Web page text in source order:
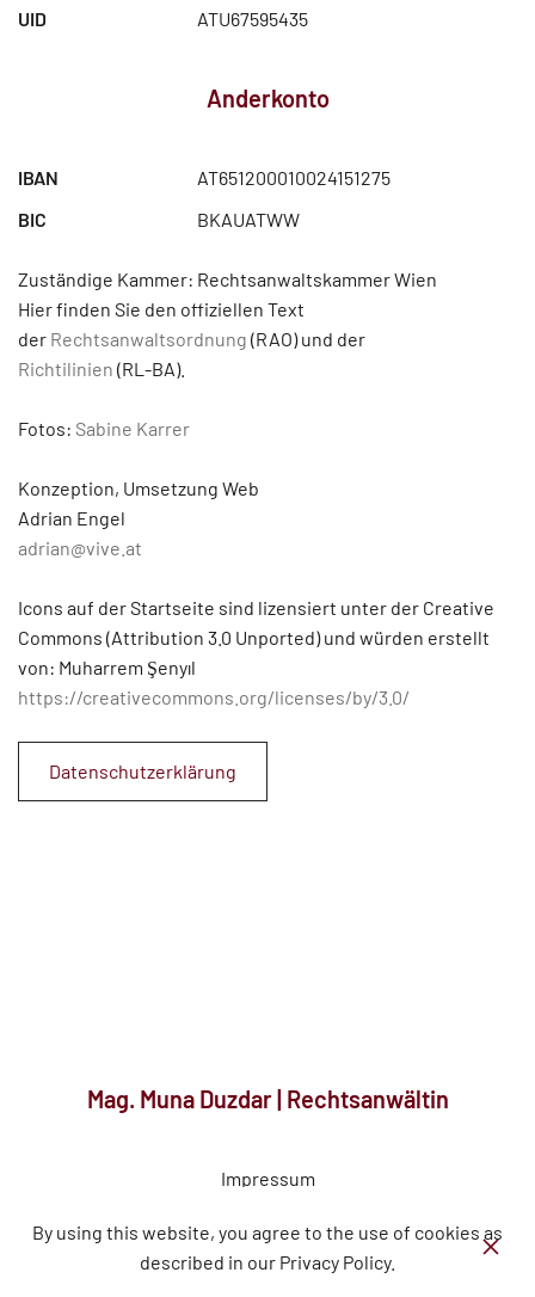
UID
ATU67595435
Anderkonto
IBAN
AT651200010024151275
BIC
BKAUATWW
Zuständige Kammer: Rechtsanwaltskammer Wien
Hier finden Sie den offiziellen Text
der Rechtsanwaltsordnung (RAO) und der
Richtilinien (RL-BA).
Fotos: Sabine Karrer
Konzeption, Umsetzung Web
Adrian Engel
adrian@vive.at
Icons auf der Startseite sind lizensiert unter der Creative
Commons (Attribution 3.0 Unported) und würden erstellt
von: Muharrem Şenyıl
https://creativecommons.org/licenses/by/3.0/
Datenschutzerklärung
Mag. Muna Duzdar | Rechtsanwältin
Impressum
DE EN FR AR
By using this website, you agree to the use of cookies as
described in our Privacy Policy.